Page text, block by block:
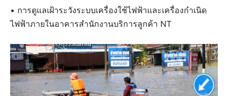
• การดูแลเฝ้าระวังระบบเครื่องใช้ไฟฟ้าและเครื่องกำเนิด
ไฟฟ้าภายในอาคารสำนักงานบริการลูกค้า NT